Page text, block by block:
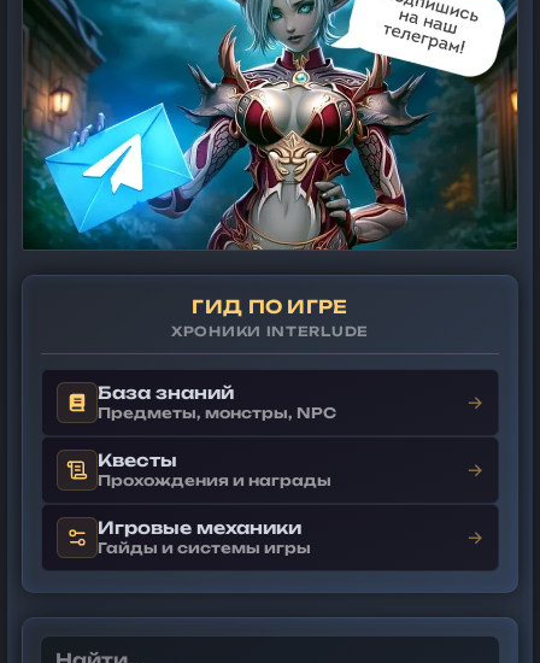
ГИД ПО ИГРЕ
ХРОНИКИ INTERLUDE
База знаний
Предметы, монстры, NPC →
Квесты
Прохождения и награды →
Игровые механики
Гайды и системы игры →